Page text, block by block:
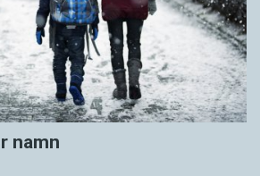
namn